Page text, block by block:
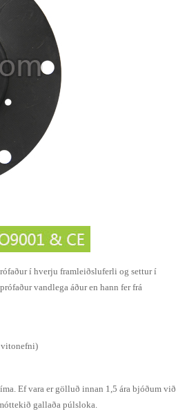
í hverju framleiðsluferli og settur í
vandlega áður en hann fer frá
vitonefni)
Ef vara er gölluð innan 1,5 ára bjóðum við
gallaða púlsloka.